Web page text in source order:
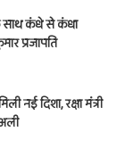
साथ कंधे से कंधा
प्रजापति
नई दिशा, रक्षा मंत्री